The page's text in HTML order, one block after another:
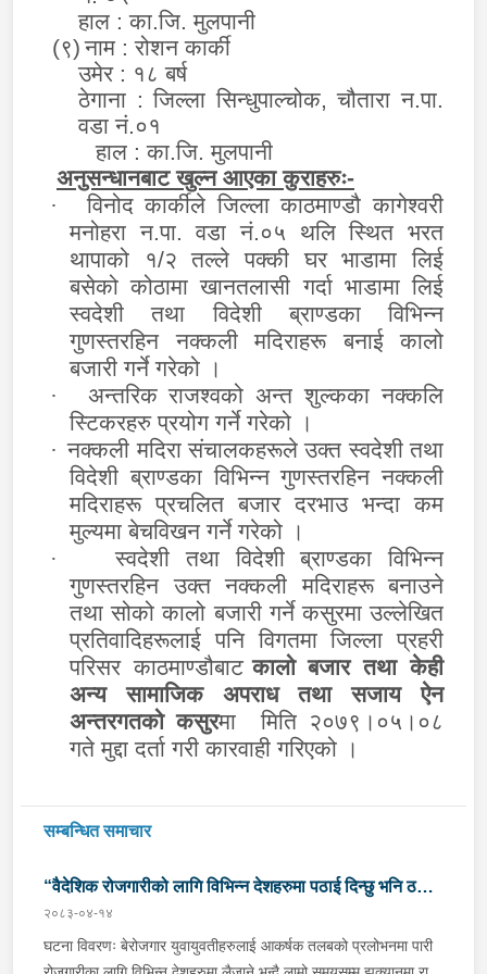
हाल :का.जि. मुलपानी
(९) नाम : रोशन कार्की
उमेर : १८ बर्ष
ठेगाना : जिल्ला सिन्धुपाल्चोक, चौतारा न.पा.
वडा नं.०१
हाल :का.जि. मुलपानी
अनुसन्धानबाट खुल्न आएका कुराहरुः-
·
विनोद कार्कीलेजिल्ला काठमाण्डौ कागेश्वरी
मनोहरा न.पा. वडा नं.०५ थलि स्थित भरत
थापाको १/२ तल्ले पक्की घर भाडामा लिई
बसेको कोठामा खानतलासी गर्दा भाडामा लिई
स्वदेशी तथा विदेशी ब्राण्डका विभिन्न
गुणस्तरहिन नक्कली मदिराहरू बनाई कालो
बजारी गर्ने गरेको ।
·
अन्तरिक राजश्वको अन्त शुल्कका नक्कलि
स्टिकरहरु प्रयोग गर्ने गरेको ।
· नक्कली मदिरा संचालकहरूले उक्त स्वदेशी तथा
विदेशी ब्राण्डका विभिन्न गुणस्तरहिन नक्कली
मदिराहरू प्रचलित बजार दरभाउ भन्दा कम
मुल्यमा बेचविखन गर्ने गरेको ।
·
स्वदेशी तथा विदेशी ब्राण्डका विभिन्न
गुणस्तरहिन उक्त नक्कली मदिराहरू बनाउने
तथा सोको कालो बजारी गर्ने कसुरमा उल्लेखित
प्रतिवादिहरूलाई पनि विगतमा जिल्ला प्रहरी
परिसर काठमाण्डौबाट कालो बजार तथा केही
अन्य सामाजिक अपराध तथा सजाय ऐन
अन्तरगतको कसुरमा मिति २०७९।०५।०८
गते मुद्दा दर्ता गरी कारवाही गरिएको ।
सम्बन्धित समाचार
“वैदेशिक रोजगारीको लागि विभिन्न देशहरुमा पठाई दिन्छु भनि ठगी
गर्ने व्यक्तिहरु पक्राउ"
२०८३-०४-१४
घटना विवरणः बेरोजगार युवायुवतीहरुलाई आकर्षक तलबको प्रलोभनमा पारी